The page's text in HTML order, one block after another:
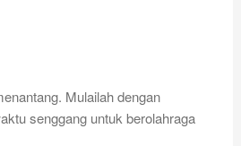
Mulailah dengan
senggang untuk berolahraga